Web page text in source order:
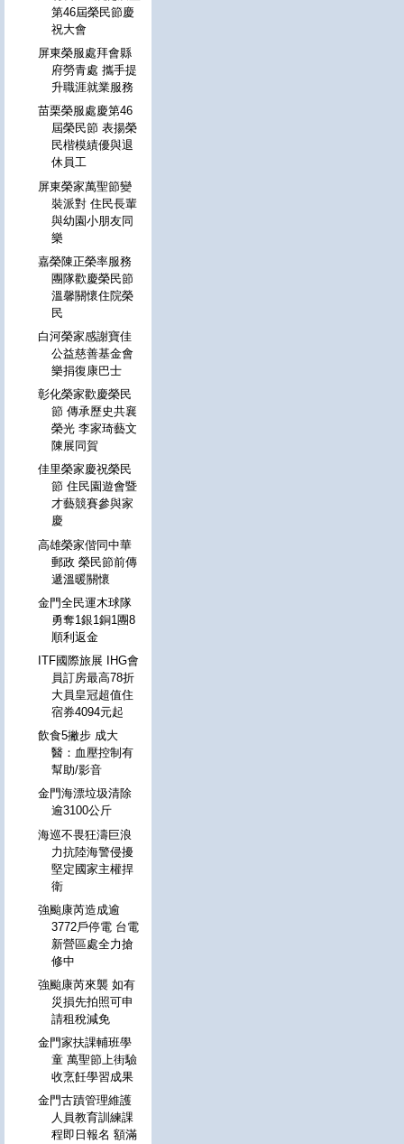
第46屆榮民節慶
祝大會
屏東榮服處拜會縣
府勞青處 攜手提
升職涯就業服務
苗栗榮服處慶第46
屆榮民節 表揚榮
民楷模績優與退
休員工
屏東榮家萬聖節變
裝派對 住民長輩
與幼園小朋友同
樂
嘉榮陳正榮率服務
團隊歡慶榮民節
溫馨關懷住院榮
民
白河榮家感謝寶佳
公益慈善基金會
樂捐復康巴士
彰化榮家歡慶榮民
節 傳承歷史共襄
榮光 李家琦藝文
陳展同賀
佳里榮家慶祝榮民
節 住民園遊會暨
才藝競賽參與家
慶
高雄榮家偕同中華
郵政 榮民節前傳
遞溫暖關懷
金門全民運木球隊
勇奪1銀1銅1團8
順利返金
ITF國際旅展 IHG會
員訂房最高78折
大員皇冠超值住
宿券4094元起
飲食5撇步 成大
醫：血壓控制有
幫助/影音
金門海漂垃圾清除
逾3100公斤
海巡不畏狂濤巨浪
力抗陸海警侵擾
堅定國家主權捍
衛
強颱康芮造成逾
3772戶停電 台電
新營區處全力搶
修中
強颱康芮來襲 如有
災損先拍照可申
請租稅減免
金門家扶課輔班學
童 萬聖節上街驗
收烹飪學習成果
金門古蹟管理維護
人員教育訓練課
程即日報名 額滿